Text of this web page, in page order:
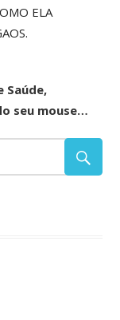
ELA
Saúde,
seu mouse…